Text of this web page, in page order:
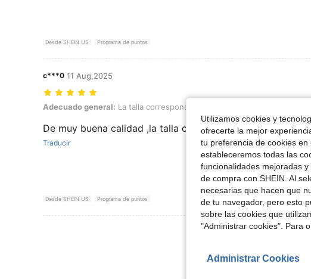
Desde SHEIN US Programa de puntos
c***0 11 Aug,2025
Adecuado general: La talla corresponde, Color: Blue Power, Talla: M
Adecuado general: La talla corresponde
De muy buena calidad ,la talla corresponde
Traducir
Desde SHEIN US Programa de puntos
Ver Más Reseñas
Utilizamos cookies y
ofrecerte la mejor
tu preferencia de cookies en
estableceremos todas las
funcionalidades mejoradas
de compra con SHEIN. Al
necesarias que hacen que
de tu navegador, pero esto
sobre las cookies que
"Administrar cookies". Para
Administrar Cookies